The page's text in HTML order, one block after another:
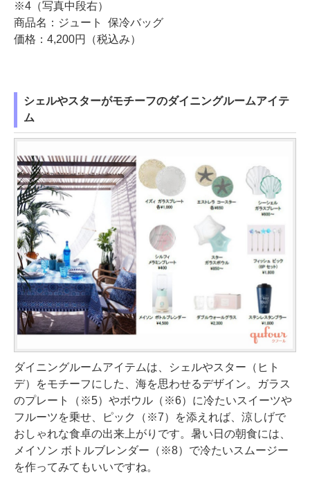
※4（写真中段右）
商品名：ジュート 保冷バッグ
価格：4,200円（税込み）
シェルやスターがモチーフのダイニングルームアイテ
ム
ダイニングルームアイテムは、シェルやスター（ヒト
デ）をモチーフにした、海を思わせるデザイン。ガラス
のプレート（※5）やボウル（※6）に冷たいスイーツや
フルーツを乗せ、ピック（※7）を添えれば、涼しげで
おしゃれな食卓の出来上がりです。暑い日の朝食には、
メイソン ボトルブレンダー（※8）で冷たいスムージー
を作ってみてもいいですね。